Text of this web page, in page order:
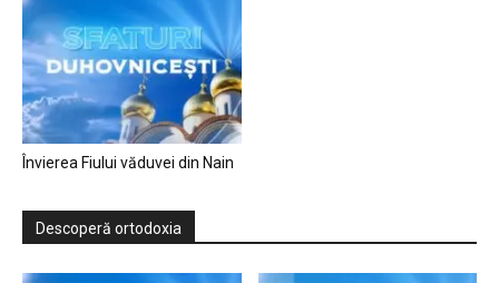
Învierea Fiului văduvei din Nain
Descoperă ortodoxia